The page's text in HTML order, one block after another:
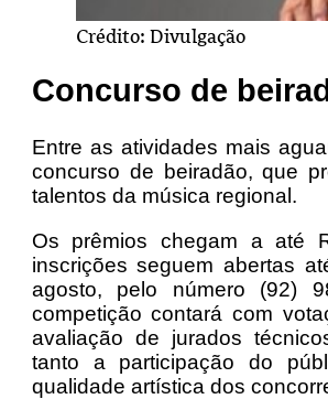
Crédito: Divulgação
Concurso de
Entre as atividades mais
concurso de beiradão, que
talentos da música regional.
Os prêmios chegam a até
inscrições seguem abertas
agosto, pelo número (92)
competição contará com
avaliação de jurados
tanto a participação do
qualidade artística dos